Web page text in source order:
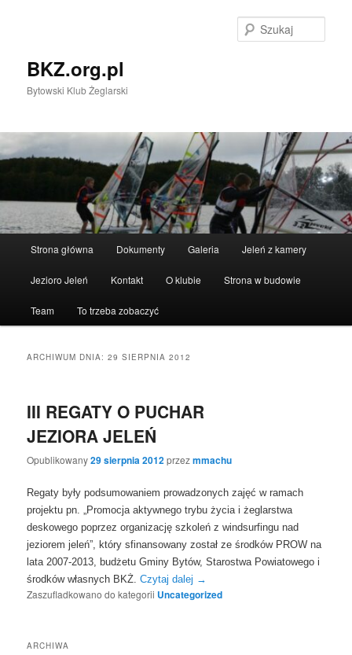
BKZ.org.pl
Bytowski Klub Żeglarski
Strona główna Dokumenty Galeria Jeleń z kamery
Jezioro Jeleń Kontakt O klubie Strona w budowie
Team To trzeba zobaczyć
ARCHIWUM DNIA:29 SIERPNIA 2012
III REGATY O PUCHAR
JEZIORA JELEŃ
Opublikowany29 sierpnia 2012przezmmachu
Regaty były podsumowaniem prowadzonych zajęć w ramach
projektu pn. „Promocja aktywnego trybu życia i żeglarstwa
deskowego poprzez organizację szkoleń z windsurfingu nad
jeziorem jeleń”, który sfinansowany został ze środków PROW na
lata 2007-2013, budżetu Gminy Bytów, Starostwa Powiatowego i
środków własnych BKŻ.Czytaj dalej →
Zaszufladkowano do kategorii Uncategorized
ARCHIWA